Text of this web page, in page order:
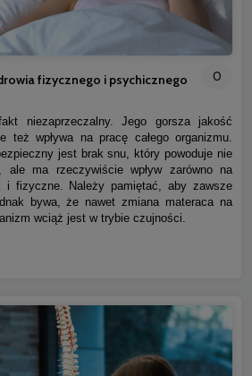
fizycznego i psychicznego 0
niezaprzeczalny. Jego gorsza jakość
też wpływa na pracę całego organizmu.
jest brak snu, który powoduje nie
ale ma rzeczywiście wpływ zarówno na
i fizyczne. Należy pamiętać, aby zawsze
bywa, że nawet zmiana materaca na
wciąż jest w trybie czujności.